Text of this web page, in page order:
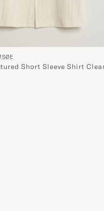
Short Sleeve Shirt